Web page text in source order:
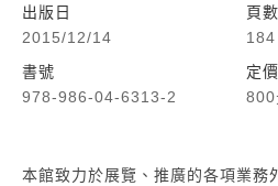
出版日
2015/12/14
書號
978-986-04-6313-2
頁數
184
定價
本館致力於展覽、推廣的各項業務